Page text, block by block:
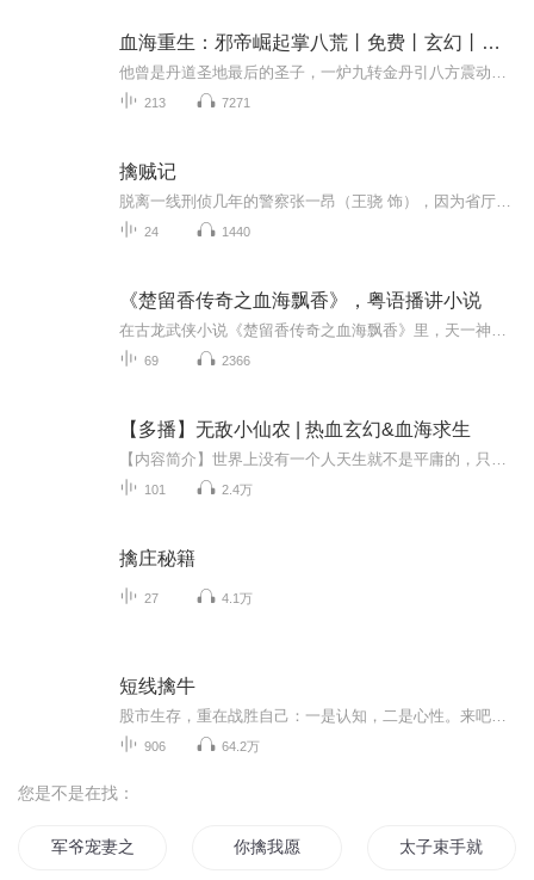
血海重生：邪帝崛起掌八荒丨免费丨玄幻丨重生
213 7271
擒贼记
24 1440
《楚留香传奇之血海飘香》，粤语播讲小说
69 2366
【多播】无敌小仙农 | 热血玄幻&血海求生
101 2.4万
擒庄秘籍
27 4.1万
短线擒牛
906 64.2万
您是不是在找：
军爷宠妻之不擒自来 你擒我愿 太子束手就擒